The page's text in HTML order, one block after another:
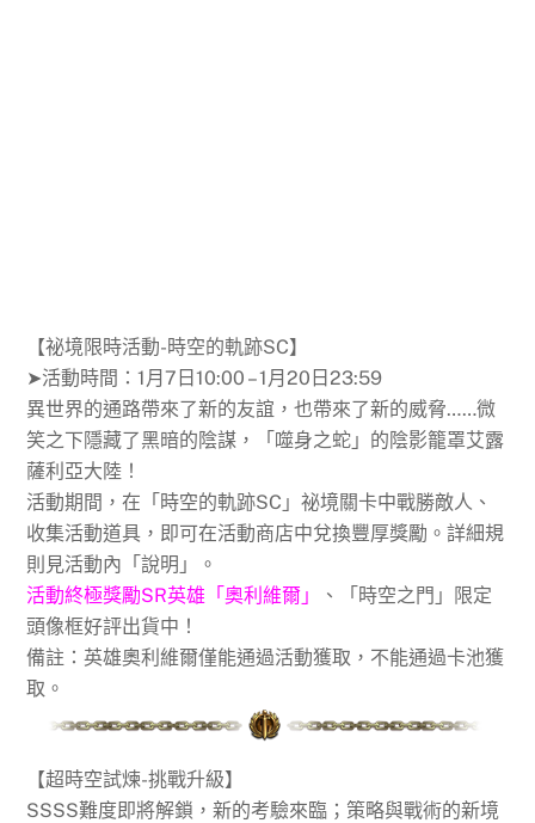
【祕境限時活動-時空的軌跡SC】
➤活動時間：1月7日10:00 – 1月20日23:59
異世界的通路帶來了新的友誼，也帶來了新的威脅……微
笑之下隱藏了黑暗的陰謀，「噬身之蛇」的陰影籠罩艾露
薩利亞大陸！
活動期間，在「時空的軌跡SC」祕境關卡中戰勝敵人、
收集活動道具，即可在活動商店中兌換豐厚獎勵。詳細規
則見活動內「說明」。
活動終極獎勵SR英雄「奧利維爾」
、「時空之門」限定
頭像框好評出貨中！
備註：英雄奧利維爾僅能通過活動獲取，不能通過卡池獲
取。
【超時空試煉-挑戰升級】
SSSS難度即將解鎖，新的考驗來臨；策略與戰術的新境